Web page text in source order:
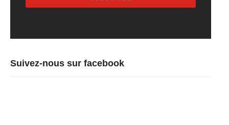
Suivez-nous sur facebook